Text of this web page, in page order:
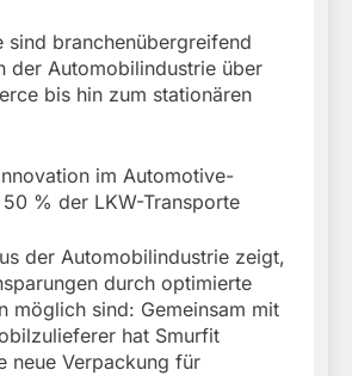
sind branchenübergreifend
der Automobilindustrie über
bis hin zum stationären
im Automotive-
% der LKW-Transporte
der Automobilindustrie zeigt,
durch optimierte
möglich sind: Gemeinsam mit
hat Smurfit
neue Verpackung für